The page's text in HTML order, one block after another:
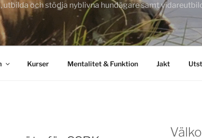
och stödja nyblivna hundägare samt
Kurser Mentalitet & Funktion Jakt